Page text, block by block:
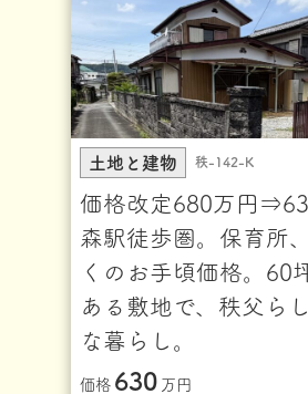
土地と建物
秩-142-K
価格改定680万円
森駅徒歩圏。保育所
くのお手頃価格。60
ある敷地で、秩父ら
な暮らし。
価格 630 万円